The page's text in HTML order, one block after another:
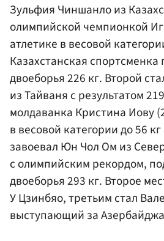
Зульфия Чиншанло из
олимпийской чемпионкой
атлетике в весовой
Казахстанская
двоеборья 226 кг. Второй
из Тайваня с результатом
молдаванка Кристина Иову
в весовой категории до 56
завоевал Юн Чол Ом из
с олимпийским рекордом,
двоеборья 293 кг. Второе
У Цзинбяо, третьим стал
выступающий за